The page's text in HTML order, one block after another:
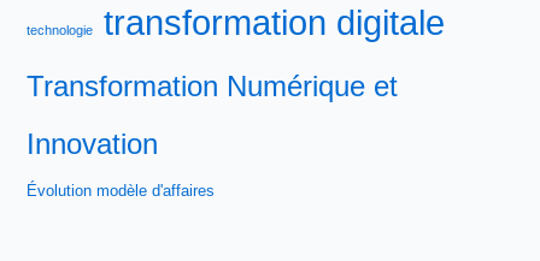
technologie transformation digitale
Transformation Numérique et
Innovation
Évolution modèle d'affaires